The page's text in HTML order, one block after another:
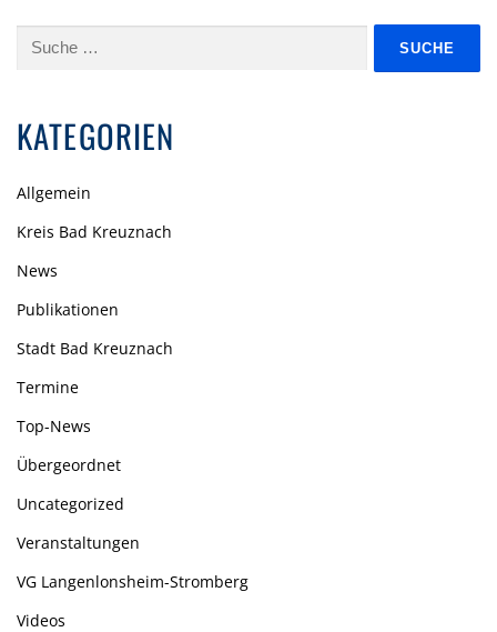
Suche
KATEGORIEN
Allgemein
Kreis Bad Kreuznach
News
Publikationen
Stadt Bad Kreuznach
Termine
Top-News
Übergeordnet
Uncategorized
Veranstaltungen
VG Langenlonsheim-Stromberg
Videos